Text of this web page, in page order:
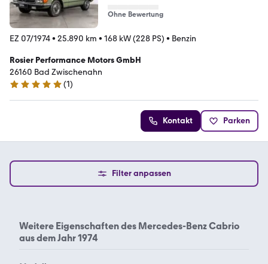
Ohne Bewertung
EZ 07/1974• 25.890 km • 168 kW (228 PS) • Benzin
Rosier Performance Motors GmbH
26160 Bad Zwischenahn
5 Sterne
(1)
Kontakt Parken
Filter anpassen
Weitere Eigenschaften des Mercedes-Benz Cabrio
aus dem Jahr 1974